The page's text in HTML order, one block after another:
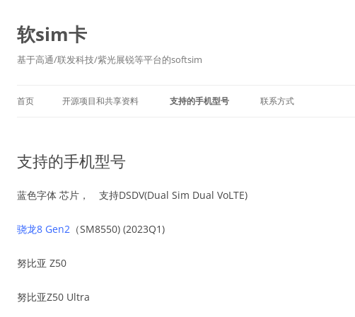
软sim卡
基于高通/联发科技/紫光展锐等平台的softsim
首页 开源项目和共享资料 支持的手机型号 联系方式
支持的手机型号
蓝色字体 芯片， 支持DSDV(Dual Sim Dual VoLTE)
骁龙8 Gen2 （SM8550) (2023Q1)
努比亚 Z50
努比亚Z50 Ultra